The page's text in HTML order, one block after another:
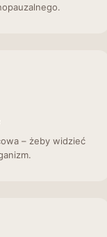
– żeby widzieć